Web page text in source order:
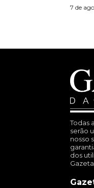
7 de
Todas
serão
nosso
dos